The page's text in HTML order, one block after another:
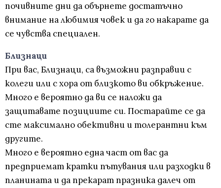
почивните дни да обърнете достатъчно
внимание на любимия човек и да го накарате да
се чувства специален.
Близнаци
При вас, Близнаци, са възможни разправии с
колеги или с хора от близкото ви обкръжение.
Много е вероятно да ви се наложи да
защитавате позициите си. Постарайте се да
сте максимално обективни и толерантни към
другите.
Много е вероятно една част от вас да
предприемат кратки пътувания или разходки в
планината и да прекарат празника далеч от